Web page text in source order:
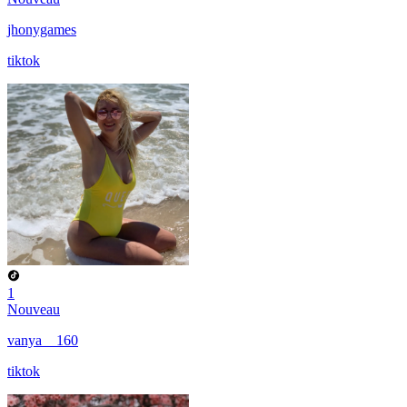
jhonygames
tiktok
1
Nouveau
vanya__160
tiktok